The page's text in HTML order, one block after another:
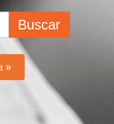
Buscar
»